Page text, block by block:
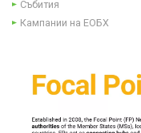
Събития
Кампании на ЕОБХ